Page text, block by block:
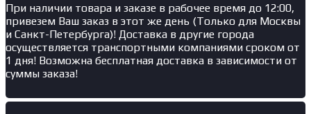
При наличии товара и заказе в рабочее время до 12:00,
привезем Ваш заказ в этот же день (Только для Москвы
и Санкт-Петербурга)! Доставка в другие города
осуществляется транспортными компаниями сроком от
1 дня! Возможна бесплатная доставка в зависимости от
суммы заказа!